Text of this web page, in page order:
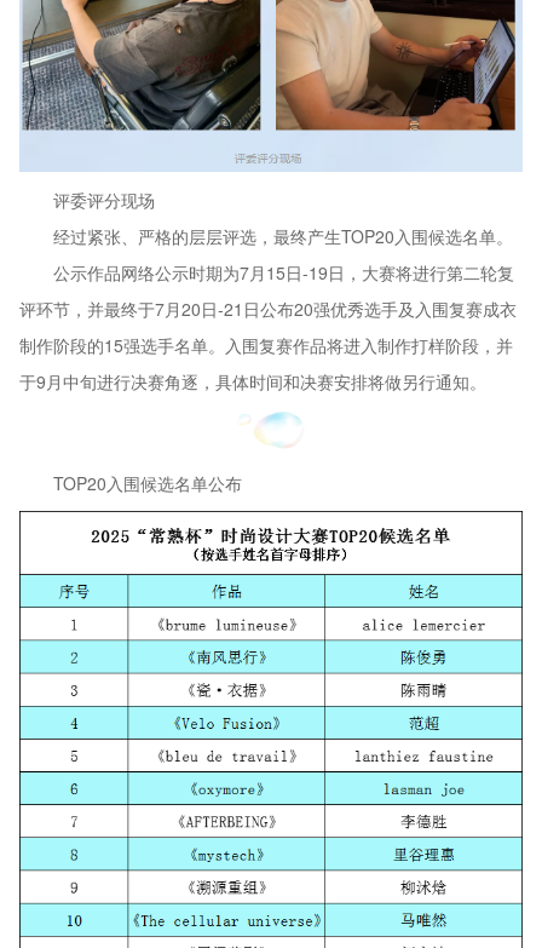
评委评分现场
经过紧张、严格的层层评选，最终产生TOP20入围候选名单。
公示作品网络公示时期为7月15日-19日，大赛将进行第二轮复
评环节，并最终于7月20日-21日公布20强优秀选手及入围复赛成衣
制作阶段的15强选手名单。入围复赛作品将进入制作打样阶段，并
于9月中旬进行决赛角逐，具体时间和决赛安排将做另行通知。
TOP20入围候选名单公布